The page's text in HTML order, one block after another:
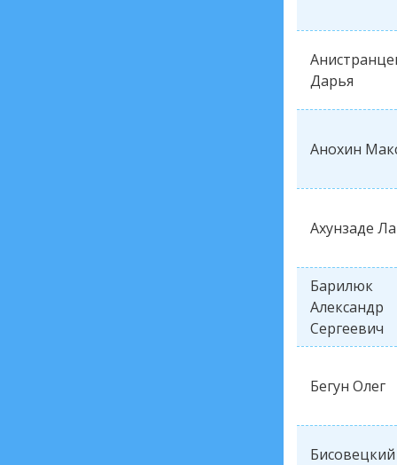
Дарья
Анохин
Ахунзаде
Барилюк
Александр
Сергеевич
Бегун Олег
Бисовецкий